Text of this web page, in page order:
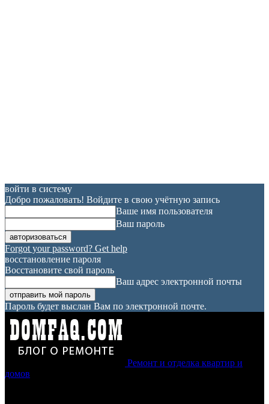
войти в систему
Добро пожаловать! Войдите в свою учётную запись
Ваше имя пользователя
Ваш пароль
Forgot your password? Get help
восстановление пароля
Восстановите свой пароль
Ваш адрес электронной почты
Пароль будет выслан Вам по электронной почте.
Ремонт и отделка квартир и
домов